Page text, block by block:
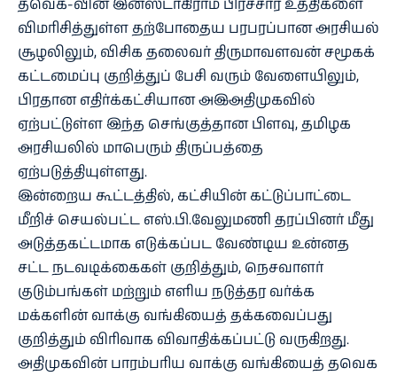
தவெக-வின் இன்ஸ்டாகிராம் பிரச்சார உத்திகளை
விமரிசித்துள்ள தற்போதைய பரபரப்பான அரசியல்
சூழலிலும், விசிக தலைவர் திருமாவளவன் சமூகக்
கட்டமைப்பு குறித்துப் பேசி வரும் வேளையிலும்,
பிரதான எதிர்க்கட்சியான அஇஅதிமுகவில்
ஏற்பட்டுள்ள இந்த செங்குத்தான பிளவு, தமிழக
அரசியலில் மாபெரும் திருப்பத்தை
ஏற்படுத்தியுள்ளது.
இன்றைய கூட்டத்தில், கட்சியின் கட்டுப்பாட்டை
மீறிச் செயல்பட்ட எஸ்.பி.வேலுமணி தரப்பினர் மீது
அடுத்தகட்டமாக எடுக்கப்பட வேண்டிய உன்னத
சட்ட நடவடிக்கைகள் குறித்தும், நெசவாளர்
குடும்பங்கள் மற்றும் எளிய நடுத்தர வர்க்க
மக்களின் வாக்கு வங்கியைத் தக்கவைப்பது
குறித்தும் விரிவாக விவாதிக்கப்பட்டு வருகிறது.
அதிமுகவின் பாரம்பரிய வாக்கு வங்கியைத் தவெக